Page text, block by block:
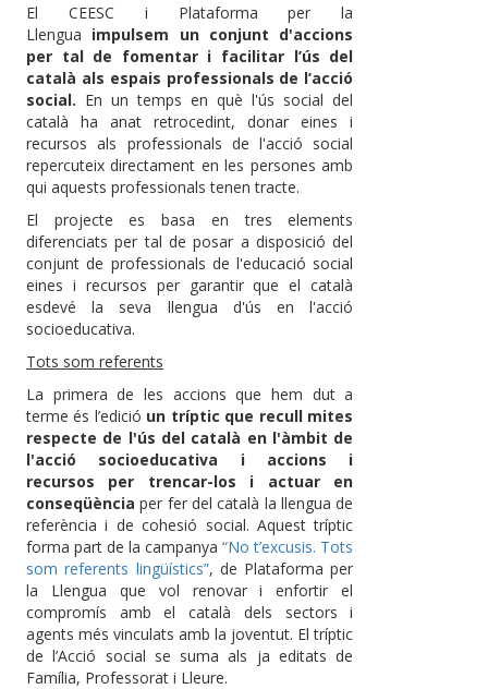
El CEESC i Plataforma per la
Llengua impulsem un conjunt d'accions
per tal de fomentar i facilitar l’ús del
català als espais professionals de l’acció
social. En un temps en què l'ús social del
català ha anat retrocedint, donar eines i
recursos als professionals de l'acció social
repercuteix directament en les persones amb
qui aquests professionals tenen tracte.
El projecte es basa en tres elements
diferenciats per tal de posar a disposició del
conjunt de professionals de l'educació social
eines i recursos per garantir que el català
esdevé la seva llengua d'ús en l'acció
socioeducativa.
Tots som referents
La primera de les accions que hem dut a
terme és l’edició un tríptic que recull mites
respecte de l'ús del català en l'àmbit de
l'acció socioeducativa i accions i
recursos per trencar-los i actuar en
conseqüència per fer del català la llengua de
referència i de cohesió social. Aquest tríptic
forma part de la campanya“No t’excusis. Tots
som referents lingüístics”, de Plataforma per
la Llengua que vol renovar i enfortir el
compromís amb el català dels sectors i
agents més vinculats amb la joventut. El tríptic
de l’Acció social se suma als ja editats de
Família, Professorat i Lleure.